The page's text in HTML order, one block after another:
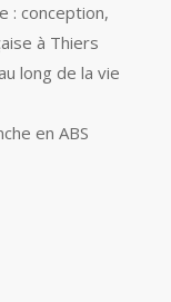
: conception,
à Thiers
long de la vie
en ABS